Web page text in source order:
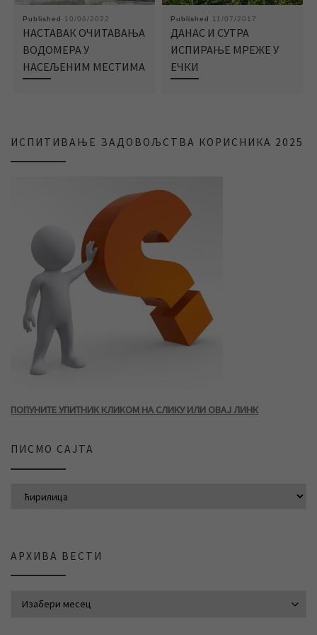
Published 10/06/2022
НАСТАВАК ОЧИТАВАЊА
ВОДОМЕРА У
НАСЕЉЕНИМ МЕСТИМА
Published 11/07/2017
ДАНАС И СУТРА
ИСПИРАЊЕ МРЕЖЕ У
ЕЧКИ
ИСПИТИВАЊЕ ЗАДОВОЉСТВА КОРИСНИКА 2025
ПОПУНИТЕ УПИТНИК КЛИКОМ НА СЛИКУ ИЛИ ОВАЈ ЛИНК
ПИСМО САЈТА
АРХИВА ВЕСТИ